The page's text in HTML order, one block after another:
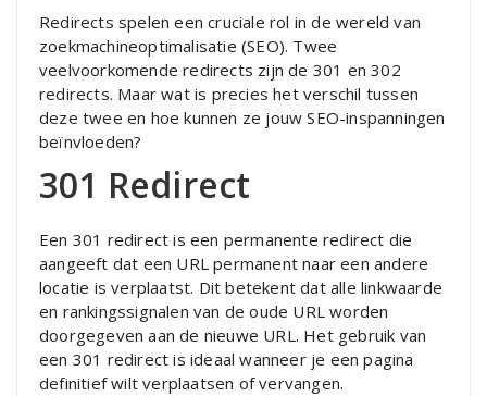
Redirects spelen een cruciale rol in de wereld van
zoekmachineoptimalisatie (SEO). Twee
veelvoorkomende redirects zijn de 301 en 302
redirects. Maar wat is precies het verschil tussen
deze twee en hoe kunnen ze jouw SEO-inspanningen
beïnvloeden?
301 Redirect
Een 301 redirect is een permanente redirect die
aangeeft dat een URL permanent naar een andere
locatie is verplaatst. Dit betekent dat alle linkwaarde
en rankingssignalen van de oude URL worden
doorgegeven aan de nieuwe URL. Het gebruik van
een 301 redirect is ideaal wanneer je een pagina
definitief wilt verplaatsen of vervangen.